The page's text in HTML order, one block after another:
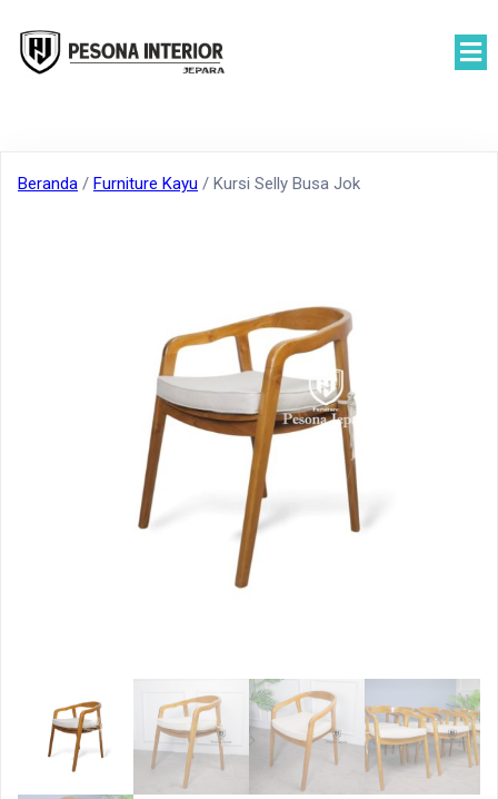
Beranda / Furniture Kayu / Kursi Selly Busa Jok